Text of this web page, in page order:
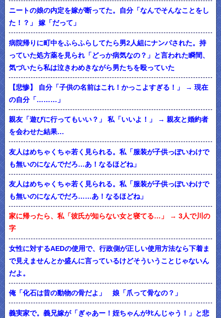
ニートの娘の内定を嫁が断ってた。自分「なんでそんなことをし
た！？」 嫁「だって」
病院帰りに町中をふらふらしてたら男2人組にナンパされた。持
っていた処方薬を見られ「どっか病気なの？」と言われた瞬間、
気づいたら私は泣きわめきながら男たちを殴っていた
【悲惨】 自分「子供の名前はこれ！かっこよすぎる！」 → 現在
の自分「………」
親友「遊びに行ってもいい？」 私「いいよ！」 → 親友と婚約者
を会わせた結果…
友人はめちゃくちゃ若く見られる。私「服装が子供っぽいわけで
も無いのになんでだろ…あ！なるほどね」
友人はめちゃくちゃ若く見られる。私「服装が子供っぽいわけで
も無いのになんでだろ……あ！なるほどね」
家に帰ったら、私「彼氏が知らない女と寝てる…」 → 3人で川の
字
女性に対するAEDの使用で、行政側が正しい使用方法なら下着ま
で見えませんとか盛んに言っているけどそういうことじゃないん
だよ。
俺「化石は昔の動物の骨だよ」 娘「爪って骨なの？」
義実家で。義兄嫁が「ぎゃあー！姪ちゃんがﾀﾋんじゃう！」と悲